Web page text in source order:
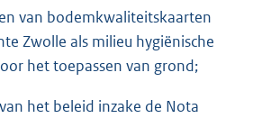
van bodemkwaliteitskaarten
Zwolle als milieu hygiënische
het toepassen van grond;
het beleid inzake de Nota